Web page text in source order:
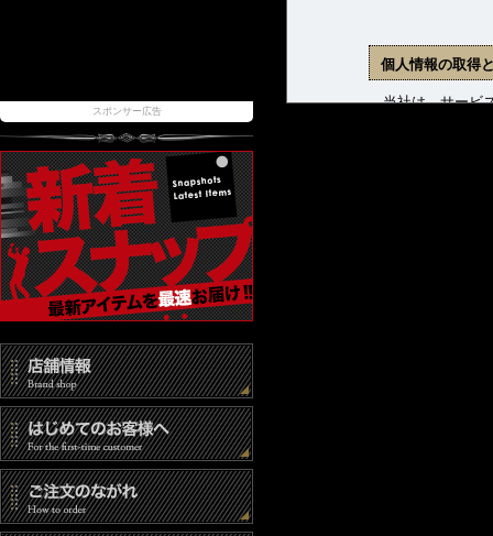
スポンサー広告
個人情報の取得
当社は、サービス